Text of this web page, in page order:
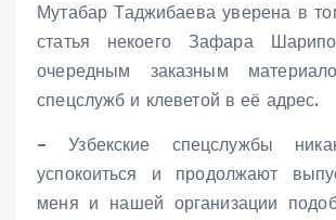
Мутабар Таджибаева уверена в
статья некоего Зафара
очередным заказным
спецслужб и клеветой в её адрес.
– Узбекские спецслужбы
успокоиться и продолжают
меня и нашей организации